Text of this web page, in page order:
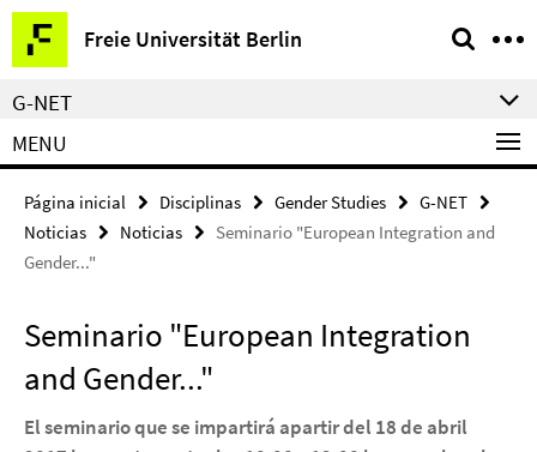
Springe
direkt
zu
Inhalt
Freie Universität Berlin
Herramientas
de
navegación
G-NET
MENU
Página inicial Disciplinas Gender Studies
G-NET
Noticias
Noticias
Seminario "European Integration and
Gender..."
Seminario "European Integration
and Gender..."
El seminario que se impartirá apartir del 18 de abril